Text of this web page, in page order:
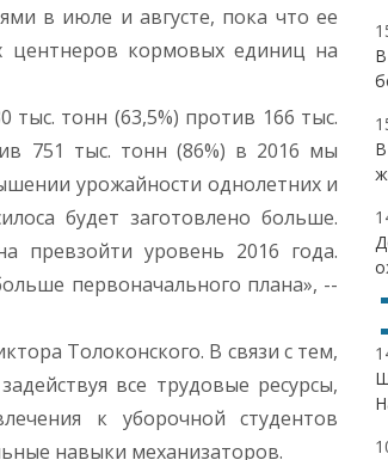
в июле и августе, пока что ее
центнеров кормовых единиц на
тыс. тонн (63,5%) против 166 тыс.
751 тыс. тонн (86%) в 2016 мы
урожайности однолетних и
будет заготовлено больше.
превзойти уровень 2016 года.
первоначального плана», --
Толоконского. В связи с тем,
все трудовые ресурсы,
к уборочной студентов
навыки механизаторов.